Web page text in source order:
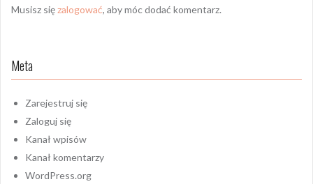
Musisz sięzalogować, aby móc dodać komentarz.
Meta
Zarejestruj się
Zaloguj się
Kanał wpisów
Kanał komentarzy
WordPress.org